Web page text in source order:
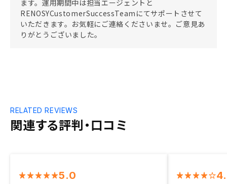
ます。運用期間中は担当エージェントと
RENOSYCustomerSuccessTeamにてサポートさせて
いただきます。お気軽にご連絡くださいませ。ご意見あ
りがとうございました。
関連する評判・口コミ
RELATED REVIEWS
5.0